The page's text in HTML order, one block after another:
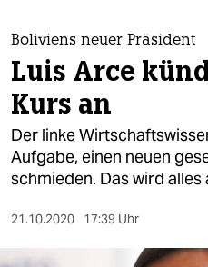
themen
politik
öko
gesellschaft
Boliviens neuer Präsident
Luis Arce
Kurs an
Der linke
Aufgabe, einen neuen
schmieden. Das wird alles
21.10.2020 17:39 Uhr